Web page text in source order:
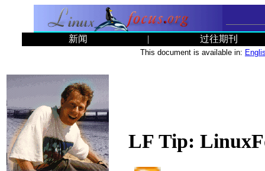
新闻 | 过往期刊
This document is available in:
LF Tip: